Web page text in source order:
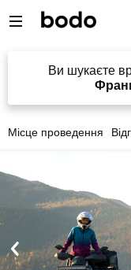
Ви шукаєте
Місце проведення